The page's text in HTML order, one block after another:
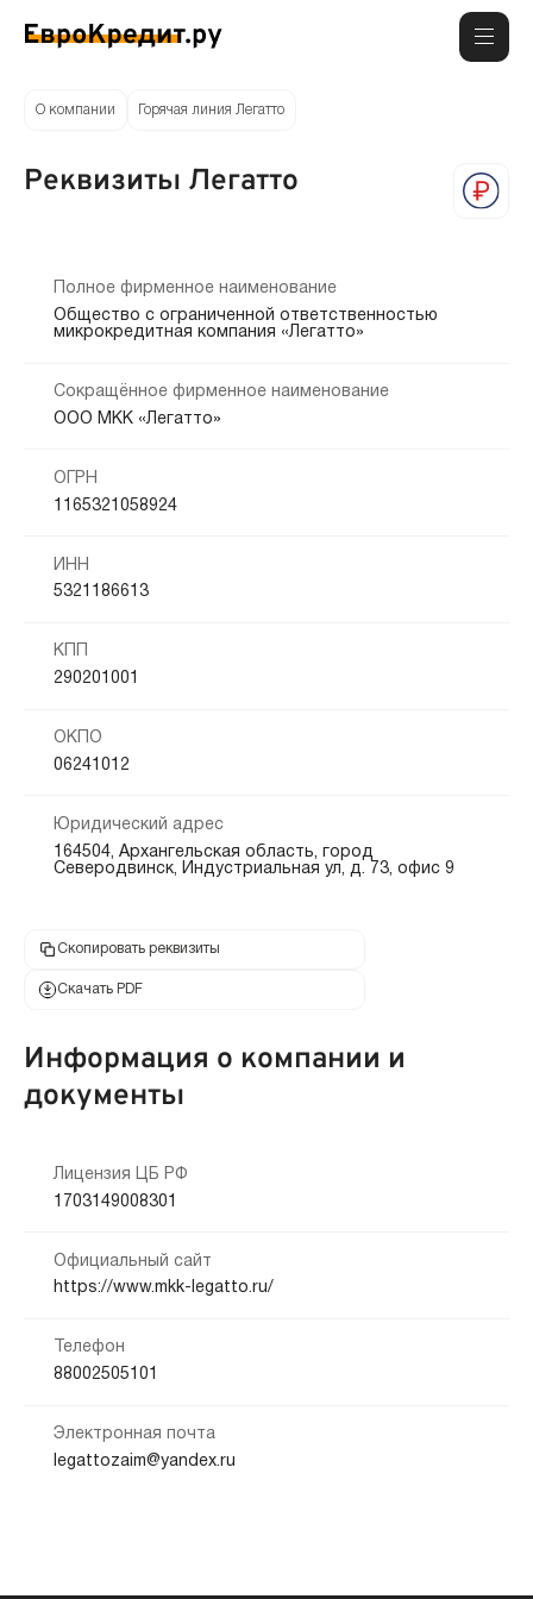
О компании Горячая линия Легатто
Реквизиты Легатто
Полное фирменное наименование
Общество с ограниченной ответственностью
микрокредитная компания «Легатто»
Сокращённое фирменное наименование
ООО МКК «Легатто»
ОГРН
1165321058924
ИНН
5321186613
КПП
290201001
ОКПО
06241012
Юридический адрес
164504, Архангельская область, город
Северодвинск, Индустриальная ул, д. 73, офис 9
Скопировать реквизиты
Скачать PDF
Информация о компании и
документы
Лицензия ЦБ РФ
1703149008301
Официальный сайт
https://www.mkk-legatto.ru/
Телефон
88002505101
Электронная почта
legattozaim@yandex.ru